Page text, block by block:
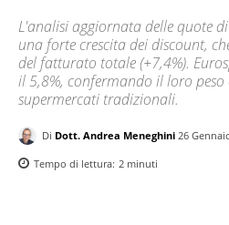
L'analisi aggiornata delle quote
una forte crescita dei discount,
del fatturato totale (+7,4%).
il 5,8%, confermando il loro peso
supermercati tradizionali.
Di Dott. Andrea Meneghini 26
Tempo di lettura: 2 minuti